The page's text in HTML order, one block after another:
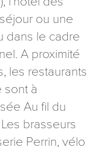
ou une
dans le cadre
A proximité
les restaurants
sont à
Au fil du
brasseurs
Perrin, vélo